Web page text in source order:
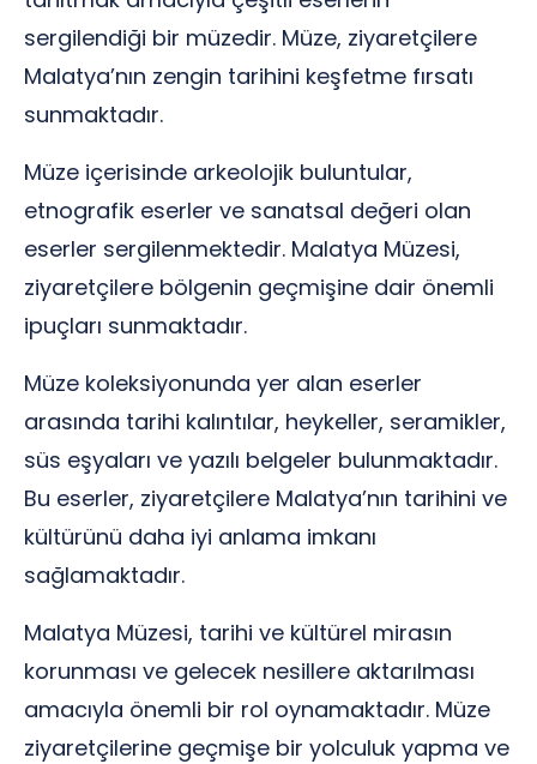
sergilendiği bir müzedir. Müze, ziyaretçilere
Malatya’nın zengin tarihini keşfetme fırsatı
sunmaktadır.
Müze içerisinde arkeolojik buluntular,
etnografik eserler ve sanatsal değeri olan
eserler sergilenmektedir. Malatya Müzesi,
ziyaretçilere bölgenin geçmişine dair önemli
ipuçları sunmaktadır.
Müze koleksiyonunda yer alan eserler
arasında tarihi kalıntılar, heykeller, seramikler,
süs eşyaları ve yazılı belgeler bulunmaktadır.
Bu eserler, ziyaretçilere Malatya’nın tarihini ve
kültürünü daha iyi anlama imkanı
sağlamaktadır.
Malatya Müzesi, tarihi ve kültürel mirasın
korunması ve gelecek nesillere aktarılması
amacıyla önemli bir rol oynamaktadır. Müze
ziyaretçilerine geçmişe bir yolculuk yapma ve